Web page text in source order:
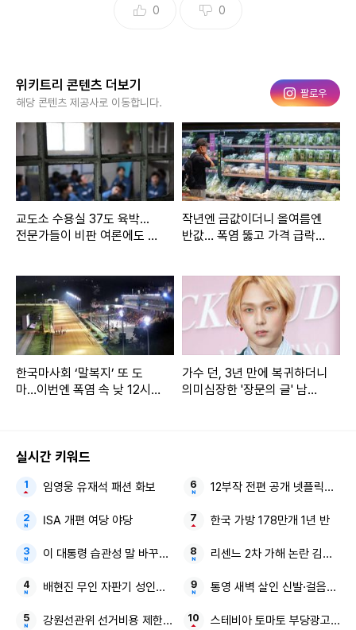
0 0
위키트리 콘텐츠 더보기
해당 콘텐츠 제공사로 이동합니다.
팔로우
교도소 수용실 37도 육박...
전문가들이 비판 여론에도 에
작년엔 금값이더니 올여름엔
반값… 폭염 뚫고 가격 급락한
한국마사회 ‘말복지’ 또 도
마…이번엔 폭염 속 낮 12시
가수 던, 3년 만에 복귀하더니
의미심장한 '장문의 글' 남겼
실시간 키워드
임영웅 유재석 패션 화보
ISA 개편 여당 야당
이 대통령 습관성 말 바꾸기 자발적 퇴사
배현진 무인 자판기 성인인증 국가 기준
강원선관위 선거비용 제한액 군의원 후보
12부작 전편 공개 넷플릭스 한
한국 가방 178만개 1년 반
리센느 2차 가해 논란 김선태
통영 새벽 살인 신발·걸음걸이
스테비아 토마토 부당광고 위